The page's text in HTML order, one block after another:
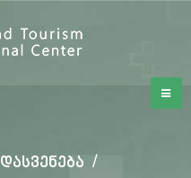
დასვენება /